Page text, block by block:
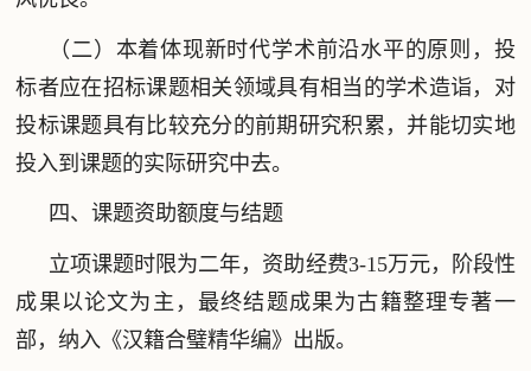
（二）本着体现新时代学术前沿水平的原则，投
标者应在招标课题相关领域具有相当的学术造诣，对
投标课题具有比较充分的前期研究积累，并能切实地
投入到课题的实际研究中去。
四、课题资助额度与结题
立项课题时限为二年，资助经费3-15万元，阶段性
成果以论文为主，最终结题成果为古籍整理专著一
部，纳入《汉籍合璧精华编》出版。